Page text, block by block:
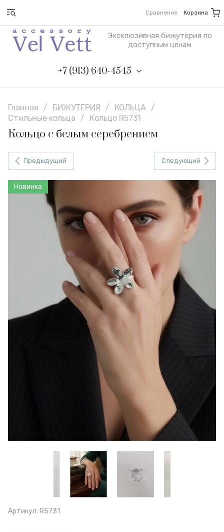
Сравнение Корзина
Эксклюзивная бижутерия по
доступным ценам
+7 (913) 640-4545
Главная / БИЖУТЕРИЯ / КОЛЬЦА /
Стильные кольца
/ Кольцо R5731
Кольцо с белым серебрением
Предыдущий Следующий
Новинка
Артикул: R5731